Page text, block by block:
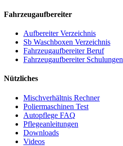
Fahrzeugaufbereiter
Aufbereiter Verzeichnis
Sb Waschboxen Verzeichnis
Fahrzeugaufbereiter Beruf
Fahrzeugaufbereiter Schulungen
Nützliches
Mischverhältnis Rechner
Poliermaschinen Test
Autopflege FAQ
Pflegeanleitungen
Downloads
Videos